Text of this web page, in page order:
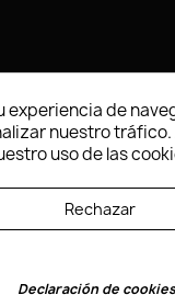
las normas dictadas por
experiencia de
nuestro tráfico.
uso de las
Rechazar
Declaración de